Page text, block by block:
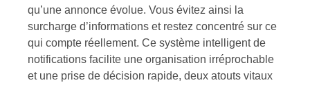
qu’une annonce évolue. Vous évitez ainsi la
surcharge d’informations et restez concentré sur ce
qui compte réellement. Ce système intelligent de
notifications facilite une organisation irréprochable
et une prise de décision rapide, deux atouts vitaux